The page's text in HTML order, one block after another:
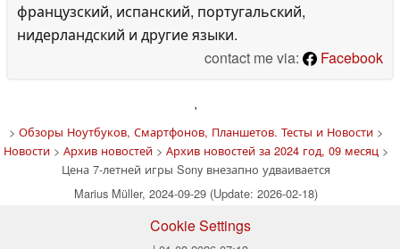
французский, испанский, португальский,
нидерландский и другие языки.
contact me via:
Facebook
'
> Обзоры Ноутбуков, Смартфонов, Планшетов. Тесты и Новости>
Новости> Архив новостей> Архив новостей за 2024 год, 09 месяц >
Цена 7-летней игры Sony внезапно удваивается
Marius Müller, 2024-09-29 (Update: 2026-02-18)
Cookie Settings